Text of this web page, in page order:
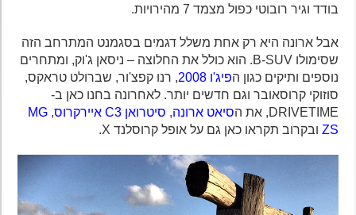
בודד וגיר רובוטי כפול מצמד 7 מהירויות.
אבל ארונה היא רק אחת משלל דגמים בסגמנט המתרחב הזה
שסימולו B-SUV. הוא כולל את החלוצה – ניסאן ג'וק, ומתחרים
נוספים ותיקים כגון הפיג'ו 2008
, רנו קפצ'ור, שברולט טראקס,
סוזוקי קרוסאובר וגם חדשים יותר. לאחרונה בחנו כאן ב-
DRIVETIME, את ה
סיאט ארונה,סיטרואן C3 איירקרוס ,
MG
ZSובקרוב תקראו כאן גם על אופל קרוסלנד X.